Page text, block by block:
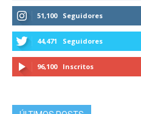
51,100 Seguidores
44,471 Seguidores
96,100 Inscritos